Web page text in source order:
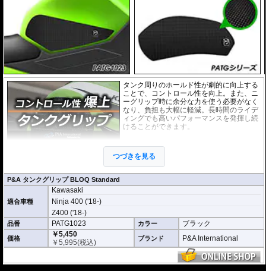
タンク周りのホールド性が劇的に向上する
ことで、コントロール性を向上。また、ニ
ーグリップ時に余分な力を使う必要がなく
なり、負担も大幅に軽減。長時間のライデ
ィングでも高いパフォーマンスを発揮し続
けることができます。
の3D形状に合わせて開発。マシンに最適な
形状・ポジションを実現しています。さら
に機能性を徹底的に追求した結果、このパ
ッドために専用に開発された特別な素材を使用しています。
「P&A タンクグリップ BLOQ Standard」 :
グリップの際にタンクサイズに違和感がなく、高い一体感を生み出していま
す。パッド表面には適度な摩擦抵抗があり、十分なグリップ性能と保護性能を
発揮します。
※取付キット付属 : 取り付けに便利なクリーニングクロス、脱脂用アルコール
シート、気泡の混入を防ぎ、きれいに仕上げるスキージがセットになっていま
つづきを見る
P&A タンクグリップ BLOQ Standard
適合車種
Kawasaki
Ninja 400 ('18-)
Z400 ('18-)
品番 PATG1023 カラー ブラック
価格
￥5,450
￥5,995(税込) ブランド P&A International